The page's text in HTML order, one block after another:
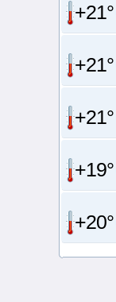
+21°
+21°
+21°
+19°
+20°